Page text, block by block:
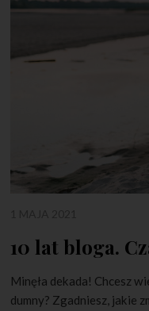
10 lat bloga.
Minęła dekada! Chcesz
dumny? Zgadniesz, jakie